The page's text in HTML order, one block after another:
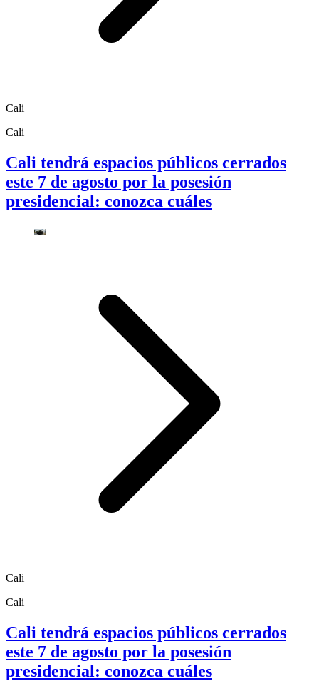
Cali
Cali
Cali tendrá espacios públicos cerrados
este 7 de agosto por la posesión
presidencial: conozca cuáles
Cali
Cali
Cali tendrá espacios públicos cerrados
este 7 de agosto por la posesión
presidencial: conozca cuáles